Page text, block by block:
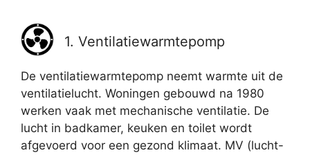
1. Ventilatiewarmtepomp
De ventilatiewarmtepomp neemt warmte uit de
ventilatielucht. Woningen gebouwd na 1980
werken vaak met mechanische ventilatie. De
lucht in badkamer, keuken en toilet wordt
afgevoerd voor een gezond klimaat. MV (lucht-